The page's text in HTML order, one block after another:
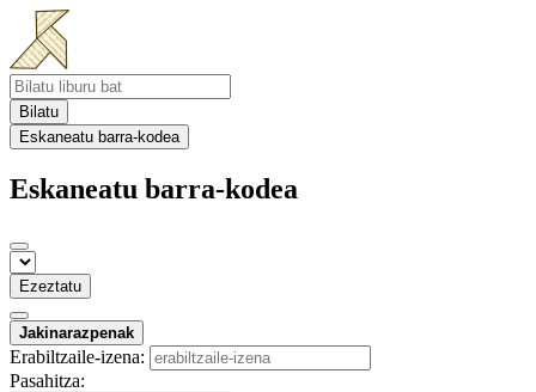
Bilatu
Eskaneatu barra-kodea
Eskaneatu barra-kodea
Ezeztatu
Jakinarazpenak
Erabiltzaile-izena:
Pasahitza: